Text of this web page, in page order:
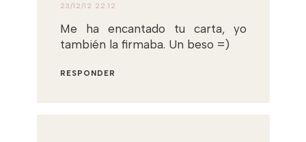
23/12/12 22:12
Me ha encantado tu carta, yo
también la firmaba. Un beso =)
RESPONDER